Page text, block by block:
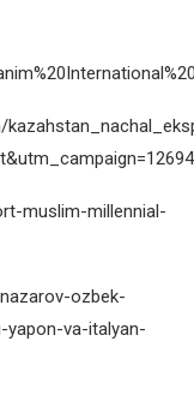
muslim-millennial-
ozbek-
yapon-va-italyan-